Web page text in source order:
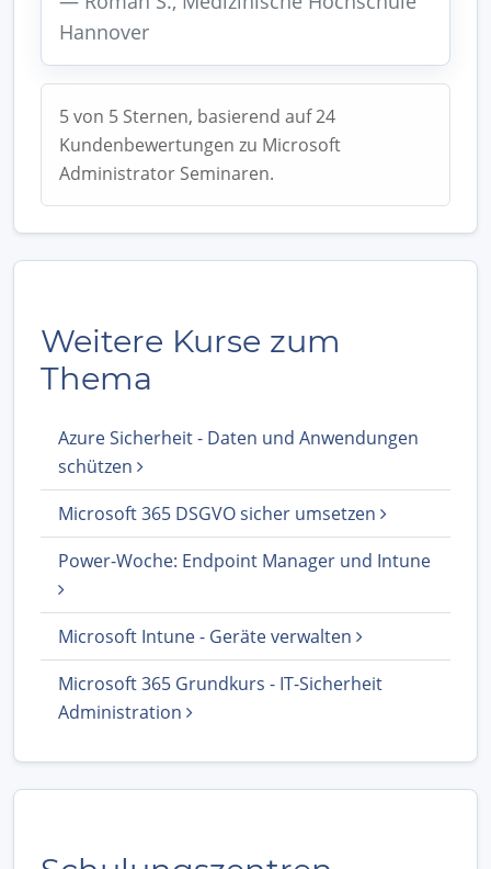
Hannover
5 von 5 Sternen, basierend auf 24
Kundenbewertungen zu Microsoft
Administrator Seminaren.
Weitere Kurse zum
Thema
Azure Sicherheit - Daten und Anwendungen
schützen
Microsoft 365 DSGVO sicher umsetzen
Power-Woche: Endpoint Manager und Intune
Microsoft Intune - Geräte verwalten
Microsoft 365 Grundkurs - IT-Sicherheit
Administration